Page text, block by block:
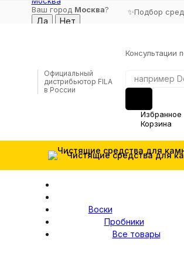
Ваш город Москва? ✨Подбор
Официальный
дистрибьютор FILA
в России
Консультации
Избранное
Корзина
Чистящие средства для
Воски
Пробники
Все товары